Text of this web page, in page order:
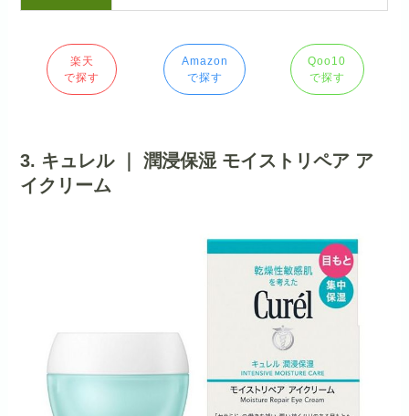
楽天
で探す
Amazon
で探す
Qoo10
で探す
3. キュレル ｜ 潤浸保湿 モイストリペア ア
イクリーム